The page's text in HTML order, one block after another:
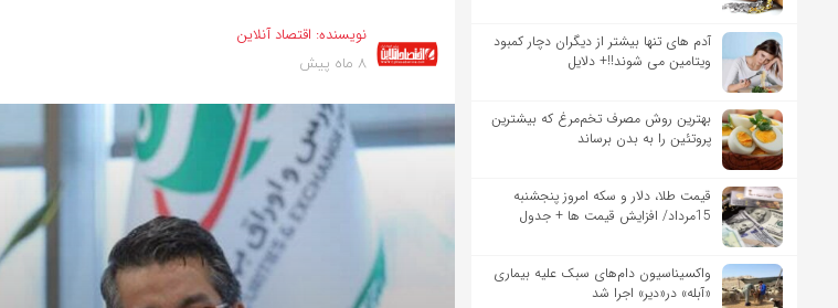
آدم های تنها بیشتر از دیگران دچار کمبود
ویتامین می شوند!!+ دلایل
بهترین روش مصرف تخم‌مرغ که بیشترین
پروتئین را به بدن برساند
قیمت طلا، دلار و سکه امروز پنجشنبه
15مرداد/ افزایش قیمت ها + جدول
واکسیناسیون دام‌های سبک علیه بیماری
«آبله» در«دیر» اجرا شد
نویسنده: اقتصاد آنلاین
8 ماه پیش